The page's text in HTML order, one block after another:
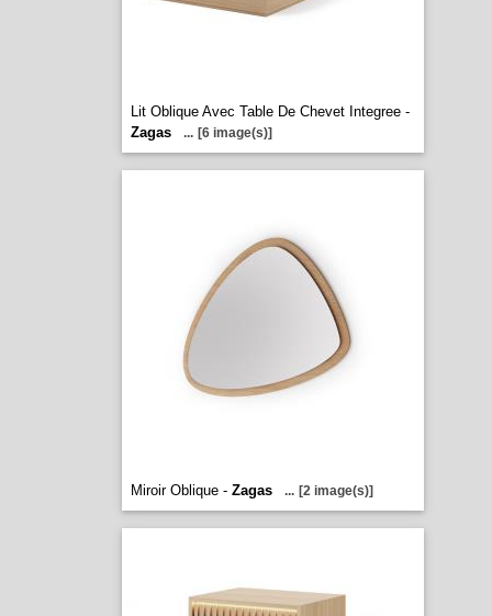
Lit Oblique Avec Table De Chevet Integree -
Zagas
... [6 image(s)]
Miroir Oblique - Zagas ... [2 image(s)]